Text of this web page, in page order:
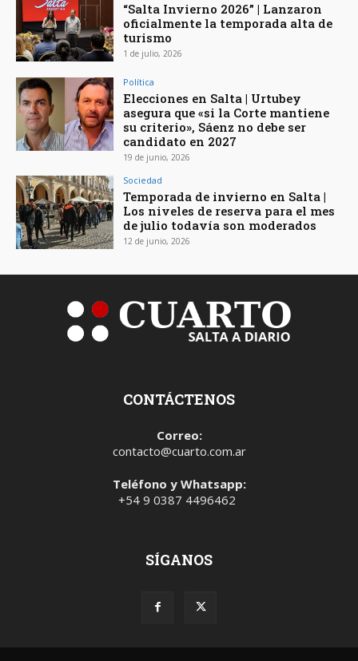
“Salta Invierno 2026” | Lanzaron
oficialmente la temporada alta de
turismo
1 de julio, 2026
Política
Elecciones en Salta | Urtubey
asegura que «si la Corte mantiene
su criterio», Sáenz no debe ser
candidato en 2027
19 de junio, 2026
Sociedad
Temporada de invierno en Salta |
Los niveles de reserva para el mes
de julio todavía son moderados
12 de junio, 2026
CONTÁCTENOS
Correo:
contacto@cuarto.com.ar
Teléfono y Whatsapp:
+54 9 0387 4496462
SÍGANOS